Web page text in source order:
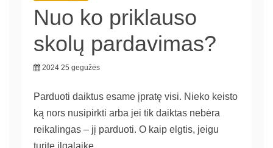
Nuo ko priklauso
skolų pardavimas?
2024 25 gegužės
Parduoti daiktus esame įpratę visi. Nieko keisto
ką nors nusipirkti arba jei tik daiktas nebėra
reikalingas – jį parduoti. O kaip elgtis, jeigu